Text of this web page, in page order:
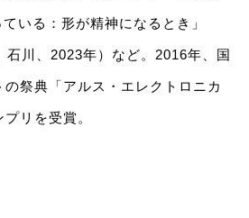
いる：形が精神になるとき」
石川、2023年）など。2016年、国
祭典「アルス・エレクトロニカ
リを受賞。